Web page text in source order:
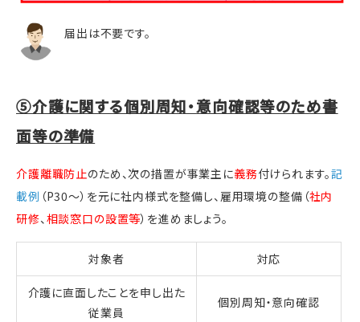
届出は不要です。
⑤介護に関する個別周知・意向確認等のため書
面等の準備
介護離職防止のため、次の措置が事業主に義務付けられます。記
載例 （P30～）を元に社内様式を整備し、雇用環境の整備（社内
研修、相談窓口の設置等）を進めましょう。
対象者 対応
介護に直面したことを申し出た
従業員
個別周知・意向確認